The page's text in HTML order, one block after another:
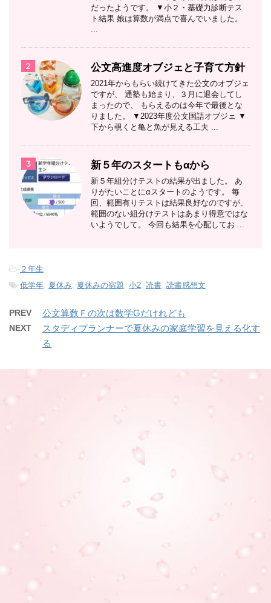
だったようです。 ▼小２・基礎力診断テス
ト結果 娘は算数が満点で喜んでいました。
...
2 公文高進度オブジェと子育て方針
2021年からもらい続けてきた公文のオブジェ
ですが、 通塾も始まり、３月に退会してし
まったので、 もらえるのは今年で最後とな
りました。 ▼2023年度公文国語オブジェ ▼
下から覗くと亀と魚が見える工夫 ...
3 新５年のスタートもαから
新５年組分けテストの結果が出ました。 あ
りがたいことにαスタートのようです。 毎
回、範囲有りテストは結果良好なのですが、
範囲のない組分けテストはあまり得意ではな
いようでして。 今回も結果を心配してお ...
- ２年生
-低学年, 夏休み, 夏休みの宿題, 小2, 読書, 読書感想文
PREV 公文算数Ｆの次は数学Gだけれども
NEXT
スタディプランナーで夏休みの家庭学習を見える化す
る